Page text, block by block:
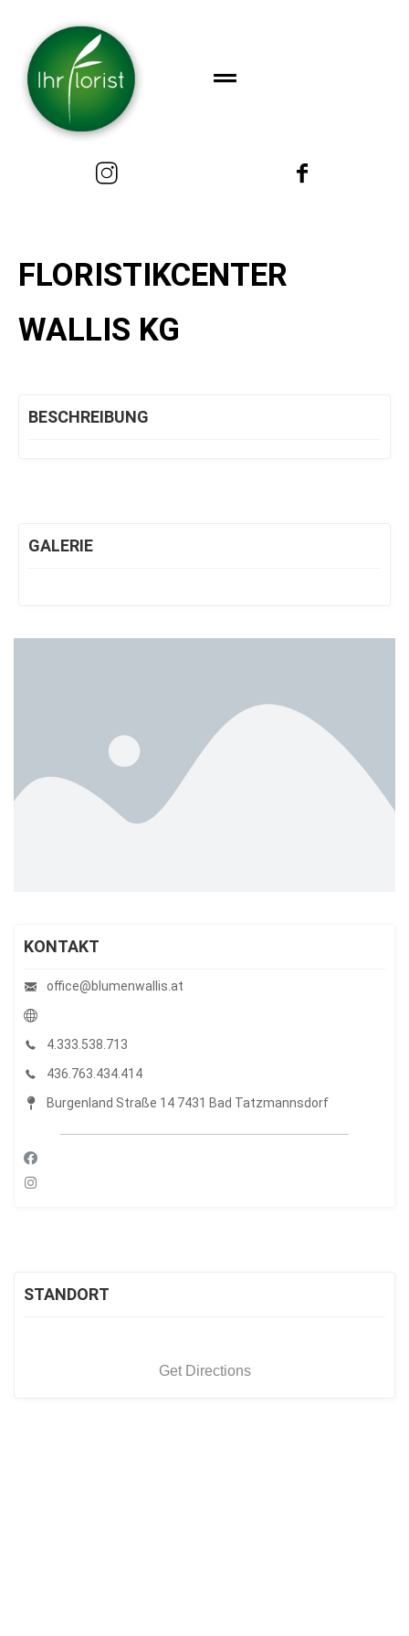
FLORISTIKCENTER
WALLIS KG
BESCHREIBUNG
GALERIE
KONTAKT
office@blumenwallis.at
4.333.538.713
436.763.434.414
Burgenland Straße 14 7431 Bad Tatzmannsdorf
STANDORT
Get Directions